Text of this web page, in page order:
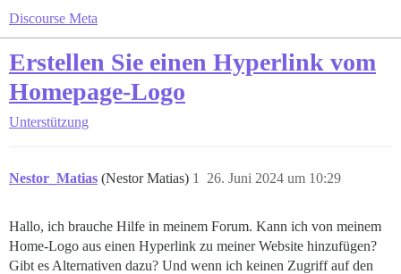
Discourse Meta
Erstellen Sie einen Hyperlink vom
Homepage-Logo
Unterstützung
Nestor_Matias (Nestor Matias) 26. Juni 2024 um 10:29
1
Hallo, ich brauche Hilfe in meinem Forum. Kann ich von meinem
Home-Logo aus einen Hyperlink zu meiner Website hinzufügen?
Gibt es Alternativen dazu? Und wenn ich keinen Zugriff auf den